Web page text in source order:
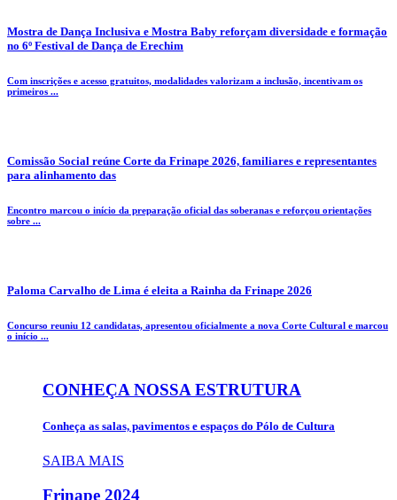
Mostra de Dança Inclusiva e Mostra Baby reforçam diversidade e formação
no 6º Festival de Dança de Erechim
Com inscrições e acesso gratuitos, modalidades valorizam a inclusão, incentivam os
primeiros ...
Comissão Social reúne Corte da Frinape 2026, familiares e representantes
para alinhamento das
Encontro marcou o início da preparação oficial das soberanas e reforçou orientações
sobre ...
Paloma Carvalho de Lima é eleita a Rainha da Frinape 2026
Concurso reuniu 12 candidatas, apresentou oficialmente a nova Corte Cultural e marcou
o início ...
CONHEÇA NOSSA ESTRUTURA
Conheça as salas, pavimentos e espaços do Pólo de Cultura
SAIBA MAIS
Frinape 2024